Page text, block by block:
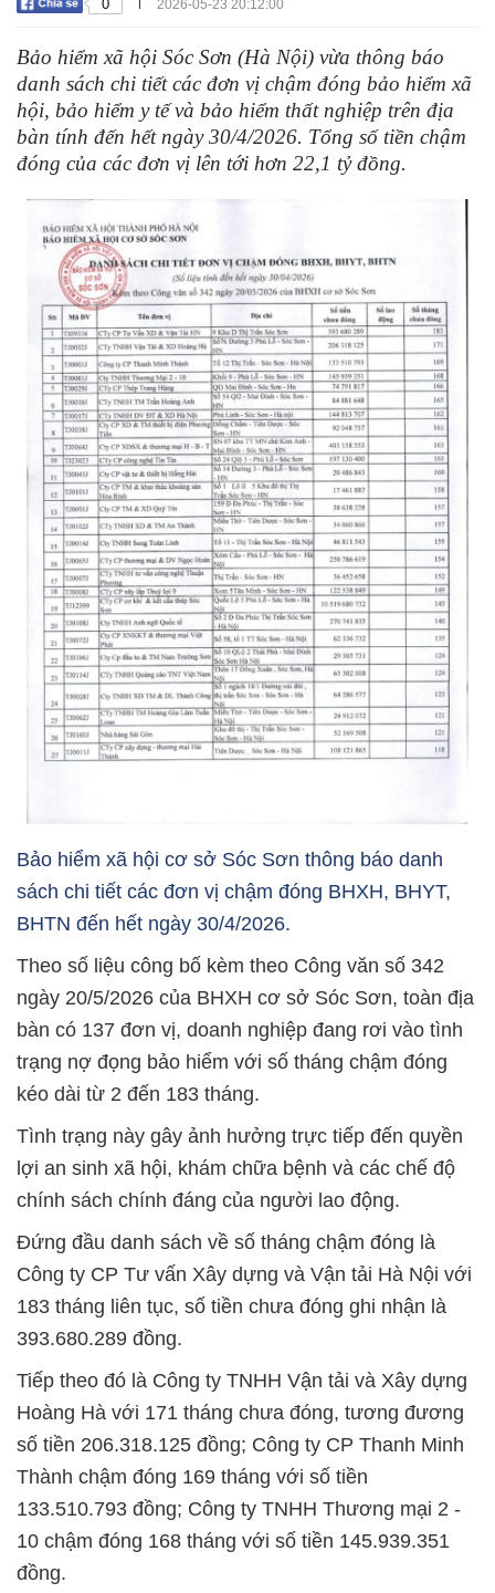
0 2026-05-23 20:12:00
Bảo hiểm xã hội Sóc Sơn (Hà Nội) vừa thông báo
danh sách chi tiết các đơn vị chậm đóng bảo hiểm xã
hội, bảo hiểm y tế và bảo hiểm thất nghiệp trên địa
bàn tính đến hết ngày 30/4/2026. Tổng số tiền chậm
đóng của các đơn vị lên tới hơn 22,1 tỷ đồng.
Bảo hiểm xã hội cơ sở Sóc Sơn thông báo danh
sách chi tiết các đơn vị chậm đóng BHXH, BHYT,
BHTN đến hết ngày 30/4/2026.
Theo số liệu công bố kèm theo Công văn số 342
ngày 20/5/2026 của BHXH cơ sở Sóc Sơn, toàn địa
bàn có 137 đơn vị, doanh nghiệp đang rơi vào tình
trạng nợ đọng bảo hiểm với số tháng chậm đóng
kéo dài từ 2 đến 183 tháng.
Tình trạng này gây ảnh hưởng trực tiếp đến quyền
lợi an sinh xã hội, khám chữa bệnh và các chế độ
chính sách chính đáng của người lao động.
Đứng đầu danh sách về số tháng chậm đóng là
Công ty CP Tư vấn Xây dựng và Vận tải Hà Nội với
183 tháng liên tục, số tiền chưa đóng ghi nhận là
393.680.289 đồng.
Tiếp theo đó là Công ty TNHH Vận tải và Xây dựng
Hoàng Hà với 171 tháng chưa đóng, tương đương
số tiền 206.318.125 đồng; Công ty CP Thanh Minh
Thành chậm đóng 169 tháng với số tiền
133.510.793 đồng; Công ty TNHH Thương mại 2 -
10 chậm đóng 168 tháng với số tiền 145.939.351
đồng.